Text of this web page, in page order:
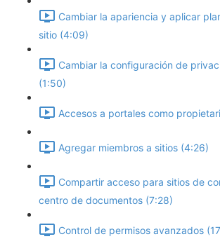
Cambiar la apariencia y aplicar
sitio (4:09)
Cambiar la configuración de
(1:50)
Accesos a portales como
Agregar miembros a sitios (4:26)
Compartir acceso para sitios de
centro de documentos (7:28)
Control de permisos avanzados